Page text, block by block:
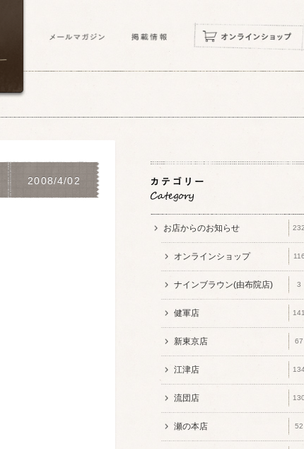
2008/4/02
お店からのお知らせ 232
オンラインショップ 116
ナインブラウン(由布院店) 3
健軍店 141
新東京店 67
江津店
流団店 130
瀬の本店 52